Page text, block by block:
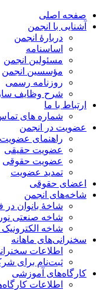
صفحه اصلی
آشنایی با انجمن
دربارۀ انجمن
اساسنامه
مسئولین انجمن
مؤسسین انجمن
روزنامه رسمی
شرح وظایف
ارتباط با ما
شماره های
عضویت در انجمن
راهنمای عضویت
عضویت حقیقی
عضویت حقوقی
تمدید عضویت
اعضای حقوقی
شاخه‌های انجمن
شاخۀ بانوان در
شاخه صنعتی نور
شاخه‌ الکترونیک و
سخنرانی‌های ماهانه
اطلاعات
ثبت‌نام برای
کارگاه‌های آموزشی
اطلاعات